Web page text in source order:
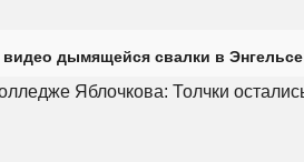
дымящейся свалки в Энгельсе